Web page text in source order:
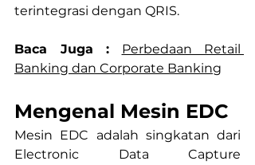
terintegrasi dengan QRIS.
Baca Juga :
Perbedaan Retail
Banking dan Corporate Banking
Mengenal Mesin EDC
Mesin EDC adalah singkatan dari
Electronic Data Capture